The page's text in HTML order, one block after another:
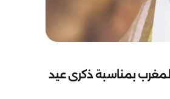
بمناسبة ذكرى عيد